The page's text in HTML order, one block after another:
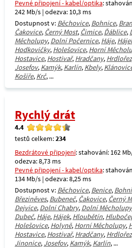
Pevné připojení - kabel/optika:
242 Mb/s | odezva: 10,3 ms
Dostupnost v: Běchovice, Bohnice,
Čakovice, Černý Most, Čimice, Ďáblice,
Měcholupy, Dolní Počernice, Háje,
Hodkovičky, Holešovice, Horní
Hostavice, Hostivař, Hradčany,
Josefov, Kamýk, Karlín, Kbely,
Košíře, Krč, ...
Rychlý drát
4.4
testů celkem:234
Bezdrátové připojení: stahování: 162
odezva: 8,73 ms
Pevné připojení - kabel/optika:
134 Mb/s | odezva: 8,25 ms
Dostupnost v: Běchovice, Benice,
Březiněves, Bubeneč, Čakovice, Černý
Dejvice, Dolní Chabry, Dolní Měcholupy
Dubeč, Háje, Hájek, Hloubětín,
Holešovice, Holyně, Horní Měcholupy,
Hostavice, Hostivař, Hradčany,
Jinonice, Josefov, Kamýk, Karlín, ...